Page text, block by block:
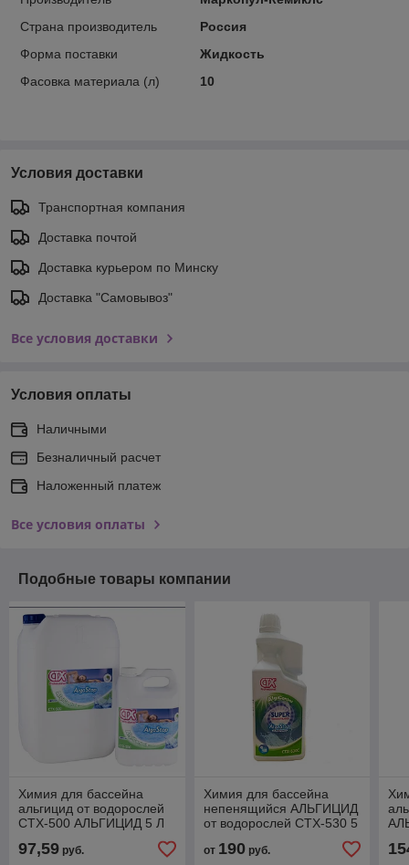
Страна производитель
Россия
Форма поставки
Жидкость
Фасовка материала (л)
10
Условия доставки
Транспортная компания
Доставка почтой
Доставка курьером по Минску
Доставка "Самовывоз"
Все условия доставки
Условия оплаты
Наличными
Безналичный расчет
Наложенный платеж
Все условия оплаты
Подобные товары компании
Химия для бассейна
альгицид от водорослей
CTX-500 АЛЬГИЦИД 5 Л
97,59 руб.
Химия для бассейна
непенящийся АЛЬГИЦИД
от водорослей CTX-530 5
от 190руб.